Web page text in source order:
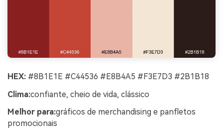
HEX: #8B1E1E #C44536 #E8B4A5 #F3E7D3 #2B1B18
Clima:confiante, cheio de vida, clássico
Melhor para:gráficos de merchandising e panfletos
promocionais